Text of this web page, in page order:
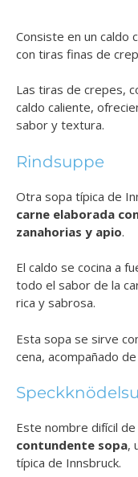
Consiste en un caldo
con tiras finas de
Las tiras de crepes,
caldo caliente,
sabor y textura.
Rindsuppe
Otra sopa típica de
carne elaborada
zanahorias y apio.
El caldo se cocina a
todo el sabor de la
rica y sabrosa.
Esta sopa se sirve
cena, acompañado
Este nombre difícil
contundente sopa,
típica de Innsbruck.